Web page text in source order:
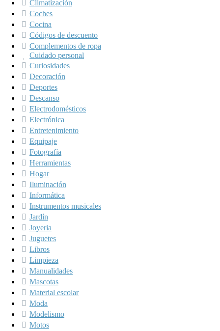
Climatización
Coches
Cocina
Códigos de descuento
Complementos de ropa
Cuidado personal
Curiosidades
Decoración
Deportes
Descanso
Electrodomésticos
Electrónica
Entretenimiento
Equipaje
Fotografía
Herramientas
Hogar
Iluminación
Informática
Instrumentos musicales
Jardín
Joyeria
Juguetes
Libros
Limpieza
Manualidades
Mascotas
Material escolar
Moda
Modelismo
Motos